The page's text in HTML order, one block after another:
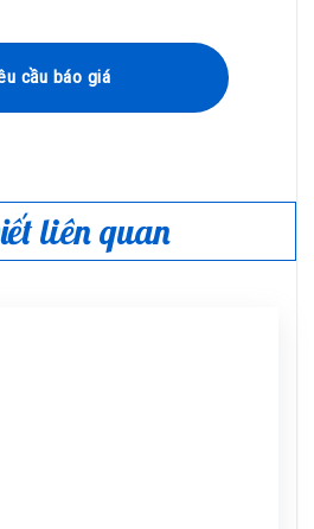
cầu báo giá
liên quan